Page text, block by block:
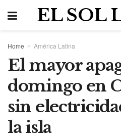
EL SOL
Home América Latina
El mayor
domingo en
sin
la isla